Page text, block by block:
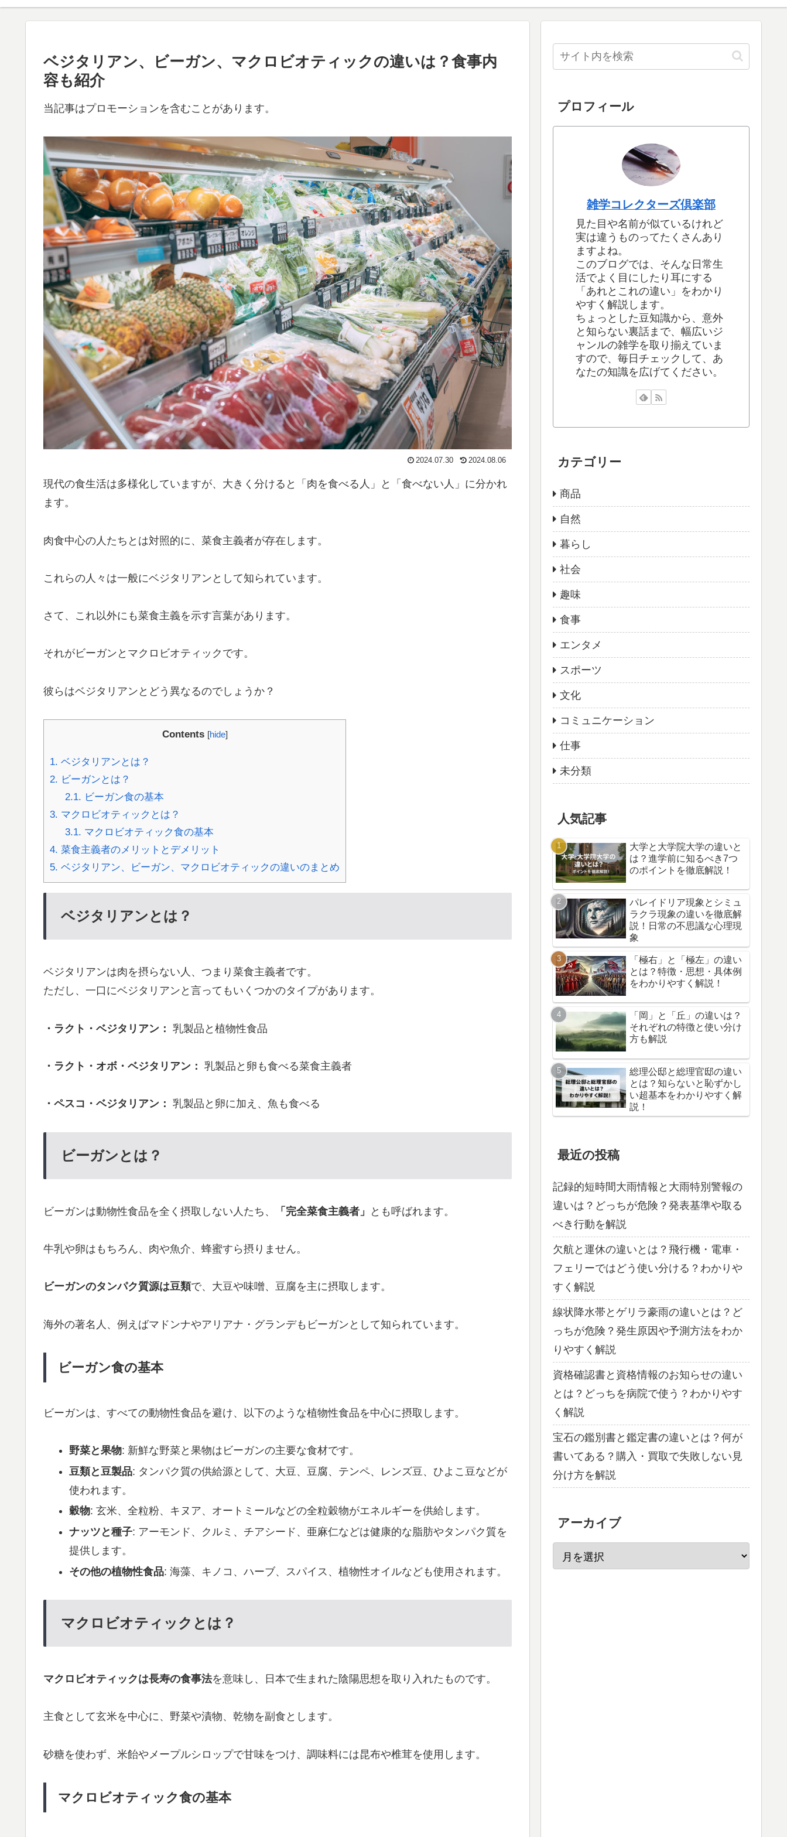
ベジタリアン、ビーガン、マクロビオティックの違いは？食事内
容も紹介
当記事はプロモーションを含むことがあります。
2024.07.30 2024.08.06
現代の食生活は多様化していますが、大きく分けると「肉を食べる人」と「食べない人」に分かれ
ます。
肉食中心の人たちとは対照的に、菜食主義者が存在します。
これらの人々は一般にベジタリアンとして知られています。
さて、これ以外にも菜食主義を示す言葉があります。
それがビーガンとマクロビオティックです。
彼らはベジタリアンとどう異なるのでしょうか？
Contents [hide]
1. ベジタリアンとは？
2. ビーガンとは？
2.1. ビーガン食の基本
3. マクロビオティックとは？
3.1. マクロビオティック食の基本
4. 菜食主義者のメリットとデメリット
5. ベジタリアン、ビーガン、マクロビオティックの違いのまとめ
ベジタリアンとは？
ベジタリアンは肉を摂らない人、つまり菜食主義者です。
ただし、一口にベジタリアンと言ってもいくつかのタイプがあります。
・ラクト・ベジタリアン： 乳製品と植物性食品
・ラクト・オボ・ベジタリアン： 乳製品と卵も食べる菜食主義者
・ペスコ・ベジタリアン： 乳製品と卵に加え、魚も食べる
ビーガンとは？
ビーガンは動物性食品を全く摂取しない人たち、 「完全菜食主義者」 とも呼ばれます。
牛乳や卵はもちろん、肉や魚介、蜂蜜すら摂りません。
ビーガンのタンパク質源は豆類で、大豆や味噌、豆腐を主に摂取します。
海外の著名人、例えばマドンナやアリアナ・グランデもビーガンとして知られています。
ビーガン食の基本
ビーガンは、すべての動物性食品を避け、以下のような植物性食品を中心に摂取します。
野菜と果物: 新鮮な野菜と果物はビーガンの主要な食材です。
豆類と豆製品: タンパク質の供給源として、大豆、豆腐、テンペ、レンズ豆、ひよこ豆などが
使われます。
穀物: 玄米、全粒粉、キヌア、オートミールなどの全粒穀物がエネルギーを供給します。
ナッツと種子: アーモンド、クルミ、チアシード、亜麻仁などは健康的な脂肪やタンパク質を
提供します。
その他の植物性食品: 海藻、キノコ、ハーブ、スパイス、植物性オイルなども使用されます。
マクロビオティックとは？
マクロビオティックは長寿の食事法を意味し、日本で生まれた陰陽思想を取り入れたものです。
主食として玄米を中心に、野菜や漬物、乾物を副食とします。
砂糖を使わず、米飴やメープルシロップで甘味をつけ、調味料には昆布や椎茸を使用します。
マクロビオティック食の基本
プロフィール
雑学コレクターズ倶楽部
見た目や名前が似ているけれど
実は違うものってたくさんあり
ますよね。
このブログでは、そんな日常生
活でよく目にしたり耳にする
「あれとこれの違い」をわかり
やすく解説します。
ちょっとした豆知識から、意外
と知らない裏話まで、幅広いジ
ャンルの雑学を取り揃えていま
すので、毎日チェックして、あ
なたの知識を広げてください。
カテゴリー
商品
自然
暮らし
社会
趣味
食事
エンタメ
スポーツ
文化
コミュニケーション
仕事
未分類
人気記事
大学と大学院大学の違いと
は？進学前に知るべき7つ
のポイントを徹底解説！
パレイドリア現象とシミュ
ラクラ現象の違いを徹底解
説！日常の不思議な心理現
象
「極右」と「極左」の違い
とは？特徴・思想・具体例
をわかりやすく解説！
「岡」と「丘」の違いは？
それぞれの特徴と使い分け
方も解説
総理公邸と総理官邸の違い
とは？知らないと恥ずかし
い超基本をわかりやすく解
説！
最近の投稿
記録的短時間大雨情報と大雨特別警報の
違いは？どっちが危険？発表基準や取る
べき行動を解説
欠航と運休の違いとは？飛行機・電車・
フェリーではどう使い分ける？わかりや
すく解説
線状降水帯とゲリラ豪雨の違いとは？ど
っちが危険？発生原因や予測方法をわか
りやすく解説
資格確認書と資格情報のお知らせの違い
とは？どっちを病院で使う？わかりやす
く解説
宝石の鑑別書と鑑定書の違いとは？何が
書いてある？購入・買取で失敗しない見
分け方を解説
アーカイブ